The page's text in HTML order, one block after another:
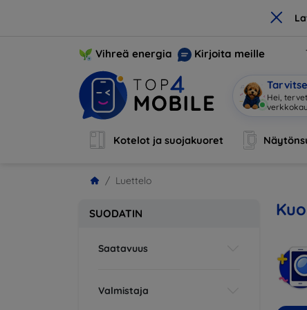
×
Vihreä energia Kirjoita meille
Hei,
Kotelot ja suojakuoret
Luettelo
SUODATIN
Saatavuus
Valmistaja